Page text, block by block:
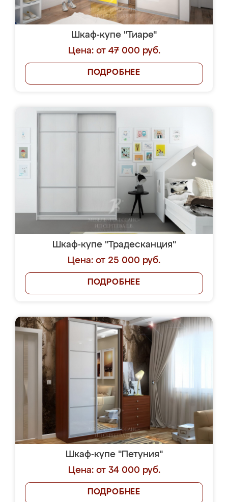
Шкаф-купе "Тиаре"
Цена: от 47 000 руб.
ПОДРОБНЕЕ
Шкаф-купе "Традесканция"
Цена: от 25 000 руб.
ПОДРОБНЕЕ
Шкаф-купе "Петуния"
Цена: от 34 000 руб.
ПОДРОБНЕЕ